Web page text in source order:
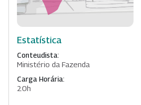
Estatística
Conteudista:
Ministério da Fazenda
Carga Horária:
20h